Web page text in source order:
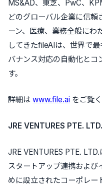
MS&AD、東芝、PwC、
どのグローバル企業に信頼
ーン、医療、業務全般にわ
してきたfileAIは、世界で
バナンス対応の自動化とコ
す。
詳細は www.file.ai をご覧
JRE VENTURES PTE.
JRE VENTURES PTE.
スタートアップ連携および
めに設立されたコーポレー